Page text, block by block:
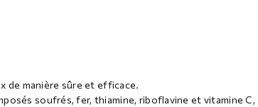
de manière sûre et efficace.
soufrés, fer, thiamine, riboflavine et vitamine C,